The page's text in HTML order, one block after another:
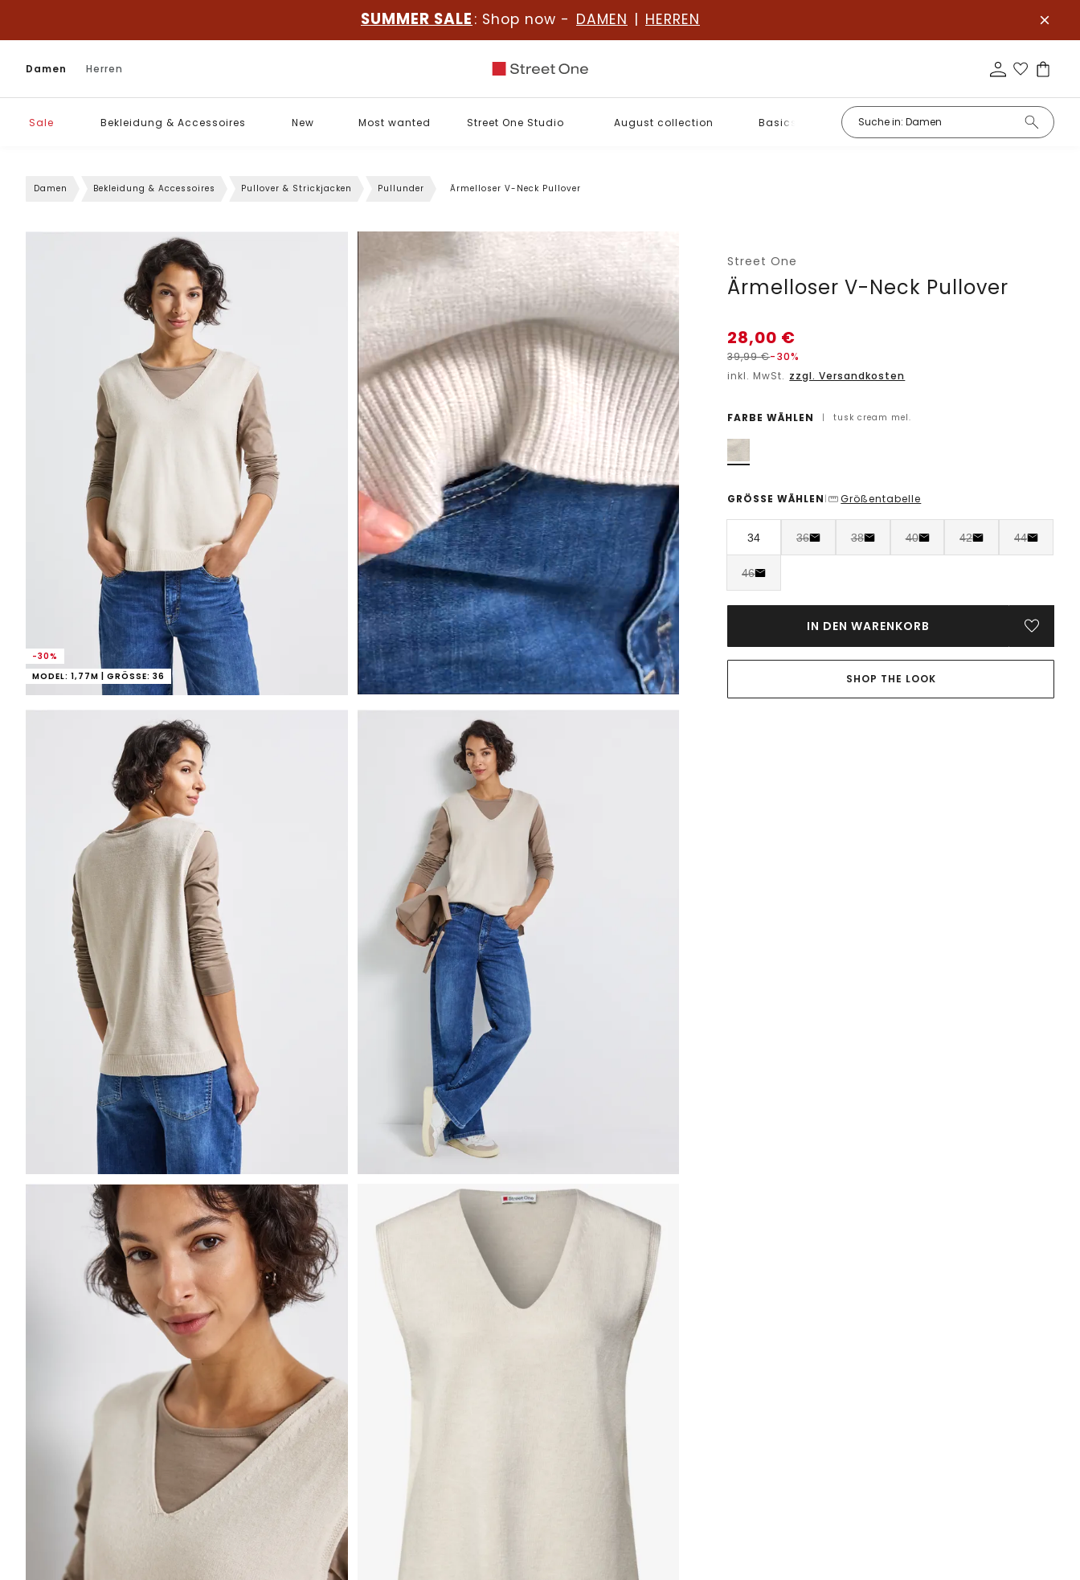
SUMMER SALE : Shop now - DAMEN | HERREN
Damen Herren
Sale Bekleidung & Accessoires New Most wanted Street One Studio August collection Basics
Damen Bekleidung & Accessoires Pullover & Strickjacken Pullunder Ärmelloser V-Neck Pullover
-30%
MODEL: 1,77M | GRÖSSE: 36
Street One
Ärmelloser V-Neck Pullover
28,00 €
39,99€-30%
inkl. MwSt. zzgl. Versandkosten
FARBE WÄHLEN | tusk cream mel.
GRÖSSE WÄHLEN | Größentabelle
34 36 38 40 42 44
46
IN DEN WARENKORB
SHOP THE LOOK